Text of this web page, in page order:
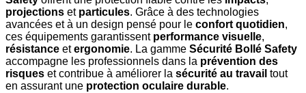
projections et particules. Grâce à des technologies
avancées et à un design pensé pour le confort quotidien,
ces équipements garantissent performance visuelle,
résistance etergonomie. La gamme Sécurité Bollé Safety
accompagne les professionnels dans la prévention des
risques et contribue à améliorer la sécurité au travail tout
en assurant une protection oculaire durable.